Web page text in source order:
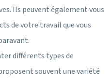
Ils peuvent également vous
de votre travail que vous
différents types de
souvent une variété